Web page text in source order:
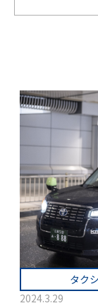
タク
2024.3.29